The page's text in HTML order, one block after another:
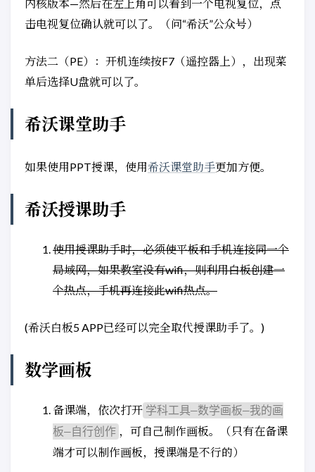
内核版本—然后在左上角可以看到一个电视复位，点
击电视复位确认就可以了。（问“希沃”公众号）
方法二（PE）：开机连续按F7（遥控器上），出现菜
单后选择U盘就可以了。
希沃课堂助手
如果使用PPT授课，使用希沃课堂助手更加方便。
希沃授课助手
使用授课助手时，必须使平板和手机连接同一个
局域网，如果教室没有wifi，则利用白板创建一
个热点，手机再连接此wifi热点。
(希沃白板5 APP已经可以完全取代授课助手了。)
数学画板
备课端，依次打开 学科工具—数学画板—我的画
板—自行创作 ，可自己制作画板。（只有在备课
端才可以制作画板，授课端是不行的）